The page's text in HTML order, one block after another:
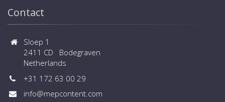
Contact
Sloep 1
2411 CD Bodegraven
Netherlands
+31 172 63 00 29
info@mepcontent.com